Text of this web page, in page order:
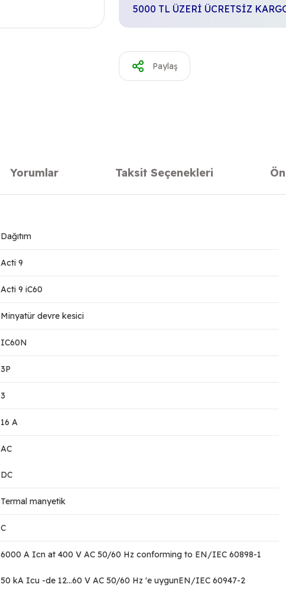
5000 TL ÜZERİ ÜCRETSİZ
Paylaş
Yorumlar Taksit Seçenekleri
Dağıtım
Acti 9
Acti 9 iC60
Minyatür devre kesici
IC60N
3P
3
16 A
AC
DC
Termal manyetik
C
6000 A Icn at 400 V AC 50/60 Hz conforming to EN/IEC 60898-1
50 kA Icu -de 12...60 V AC 50/60 Hz 'e uygunEN/IEC 60947-2